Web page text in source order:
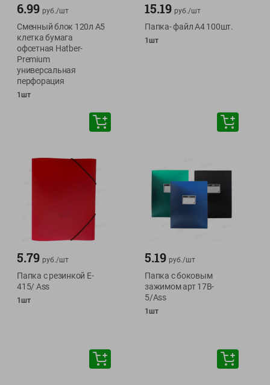
6.99 руб./шт
Сменный блок 120л А5
клетка бумага
офсетная Hatber-
Premium
универсальная
перфорация
1шт
15.19 руб./шт
Папка- файл А4 100шт.
1шт
5.79 руб./шт
Папка с резинкой Е-
415/ Ass
1шт
5.19 руб./шт
Папка с боковым
зажимом арт 17B-
5/Ass
1шт